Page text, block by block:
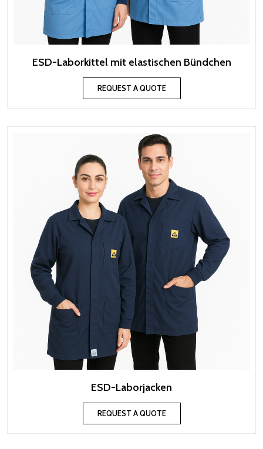
ESD-Laborkittel mit elastischen Bündchen
REQUEST A QUOTE
ESD-Laborjacken
REQUEST A QUOTE